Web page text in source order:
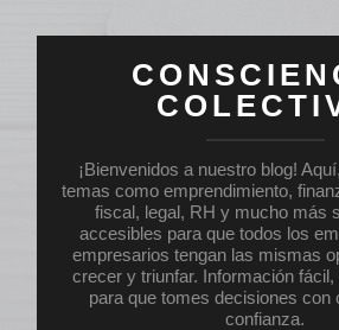
¡Bienvenidos a nuestro blog!
temas como emprendimiento,
fiscal, legal, RH y mucho más
accesibles para que todos los
empresarios tengan las mismas
crecer y triunfar. Información
para que tomes decisiones con
confianza.